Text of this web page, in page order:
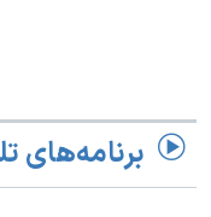
برنامه‌های